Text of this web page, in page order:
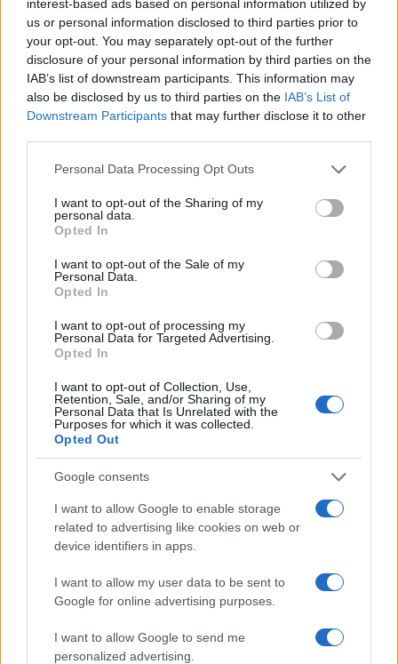
interest-based ads based on personal information utilized by
us or personal information disclosed to third parties prior to
your opt-out. You may separately opt-out of the further
disclosure of your personal information by third parties on the
IAB’s list of downstream participants. This information may
also be disclosed by us to third parties on the IAB’s List of
Downstream Participants that may further disclose it to other
Please note that this website/app uses one or more Google
not limited to your visit or usage behaviour. You may click to
grant or deny consent to Google and its third-party tags to
use your data for below specified purposes in below Google
consent section.
Personal Data Processing Opt Outs
I want to opt-out of the Sharing of my
personal data.
Opted In
I want to opt-out of the Sale of my
Personal Data.
Opted In
I want to opt-out of processing my
Personal Data for Targeted Advertising.
Opted In
I want to opt-out of Collection, Use,
Retention, Sale, and/or Sharing of my
Personal Data that Is Unrelated with the
Purposes for which it was collected.
Opted Out
Google consents
I want to allow Google to enable storage
related to advertising like cookies on web or
device identifiers in apps.
I want to allow my user data to be sent to
Google for online advertising purposes.
I want to allow Google to send me
personalized advertising.
Continuez la lecture
NEWS
La guerre des géants de la tech : Apple contre OpenAI
Juliette Bernard · 7 Août 2026